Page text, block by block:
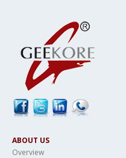
ABOUT US
Overview